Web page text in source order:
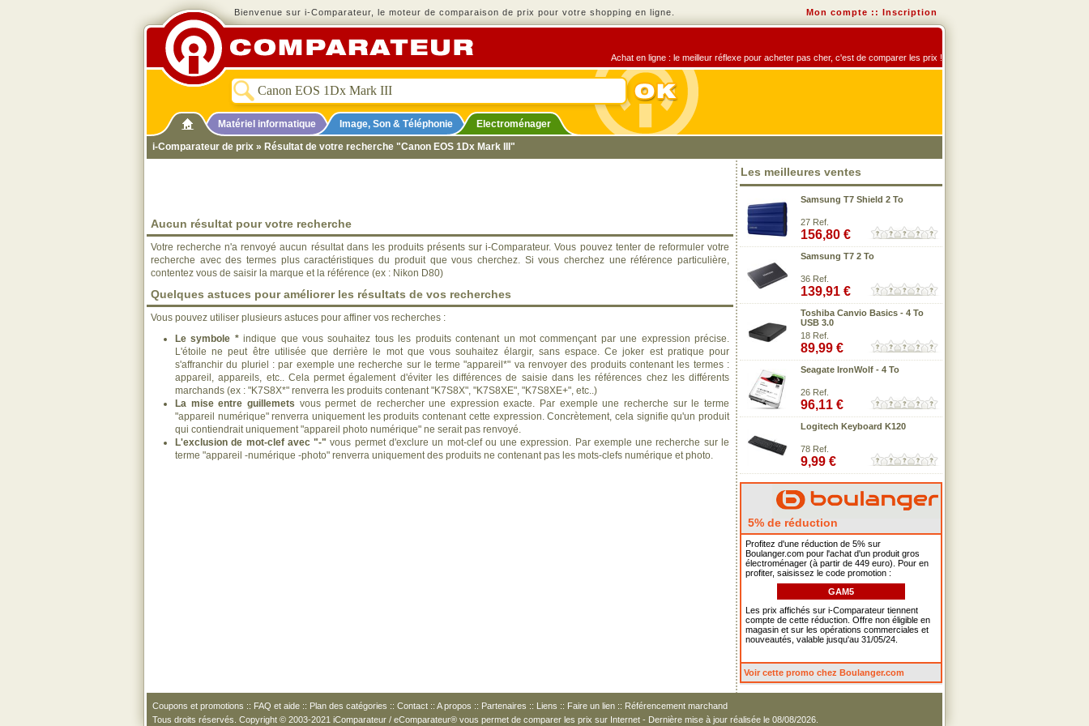
Bienvenue sur i-Comparateur, le moteur de comparaison de prix pour votre shopping en ligne. Mon compte :: Inscription
Achat en ligne : le meilleur réflexe pour acheter pas cher, c'est de comparer les prix !
Matériel informatique Image, Son & Téléphonie
Electroménager
i-Comparateur de prix » Résultat de votre recherche "Canon EOS 1Dx Mark III"
Aucun résultat pour votre recherche
Votre recherche n'a renvoyé aucun résultat dans les produits présents sur i-Comparateur. Vous pouvez tenter de reformuler votre
recherche avec des termes plus caractéristiques du produit que vous cherchez. Si vous cherchez une référence particulière,
contentez vous de saisir la marque et la référence (ex : Nikon D80)
Quelques astuces pour améliorer les résultats de vos recherches
Vous pouvez utiliser plusieurs astuces pour affiner vos recherches :
Le symbole *indique que vous souhaitez tous les produits contenant un mot commençant par une expression précise.
L'étoile ne peut être utilisée que derrière le mot que vous souhaitez élargir, sans espace. Ce joker est pratique pour
s'affranchir du pluriel : par exemple une recherche sur le terme "appareil*" va renvoyer des produits contenant les termes :
appareil, appareils, etc.. Cela permet également d'éviter les différences de saisie dans les références chez les différents
marchands (ex : "K7S8X*" renverra les produits contenant "K7S8X", "K7S8XE", "K7S8XE+", etc..)
La mise entre guillemets vous permet de rechercher une expression exacte. Par exemple une recherche sur le terme
"appareil numérique" renverra uniquement les produits contenant cette expression. Concrètement, cela signifie qu'un produit
qui contiendrait uniquement "appareil photo numérique" ne serait pas renvoyé.
L'exclusion de mot-clef avec "-" vous permet d'exclure un mot-clef ou une expression. Par exemple une recherche sur le
terme "appareil -numérique -photo" renverra uniquement des produits ne contenant pas les mots-clefs numérique et photo.
Les meilleures ventes
Samsung T7 Shield 2 To
27 Ref.
156,80 €
Samsung T7 2 To
36 Ref.
139,91 €
Toshiba Canvio Basics - 4 To
USB 3.0
18 Ref.
89,99 €
Seagate IronWolf - 4 To
26 Ref.
96,11 €
Logitech Keyboard K120
78 Ref.
9,99 €
5% de réduction
Profitez d'une réduction de 5% sur
Boulanger.com pour l'achat d'un produit gros
électroménager (à partir de 449 euro). Pour en
profiter, saisissez le code promotion :
GAM5
Les prix affichés sur i-Comparateur tiennent
compte de cette réduction. Offre non éligible en
magasin et sur les opérations commerciales et
nouveautés, valable jusqu'au 31/05/24.
Voir cette promo chez Boulanger.com
Coupons et promotions :: FAQ et aide :: Plan des catégories :: Contact :: A propos :: Partenaires :: Liens :: Faire un lien :: Référencement marchand
Tous droits réservés. Copyright © 2003-2021 iComparateur / eComparateur® vous permet de comparer les prix sur Internet - Dernière mise à jour réalisée le 08/08/2026.